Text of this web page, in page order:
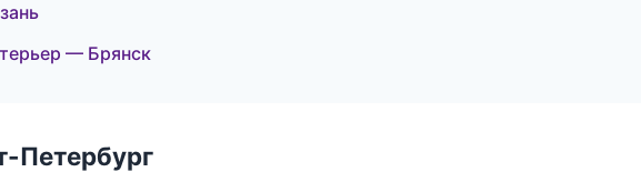
— Брянск
Петербург